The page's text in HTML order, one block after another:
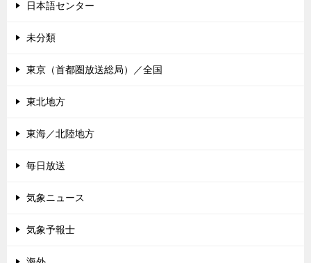
日本語センター
未分類
東京（首都圏放送総局）／全国
東北地方
東海／北陸地方
毎日放送
気象ニュース
気象予報士